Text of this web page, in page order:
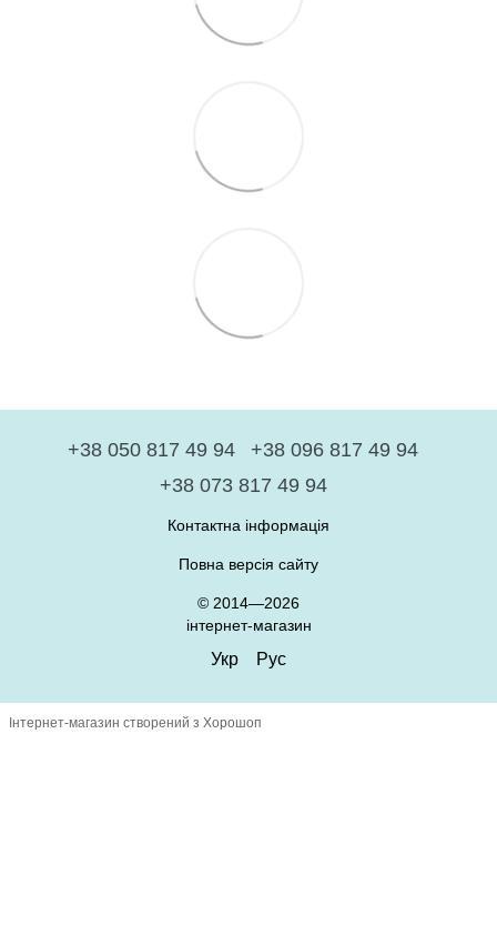
+38 050 817 49 94
+38 096 817 49 94
+38 073 817 49 94
Контактна інформація
Повна версія сайту
© 2014—2026
інтернет-магазин
Укр Рус
Інтернет-магазин створений з Хорошоп